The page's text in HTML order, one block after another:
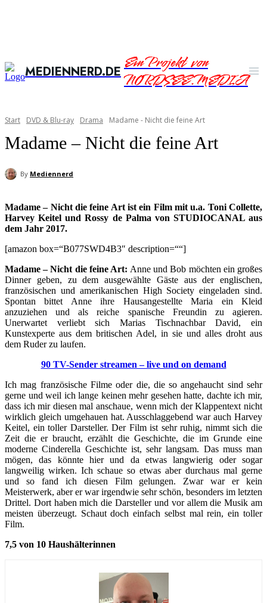
MEDIENNERD.DEEin Projekt von
NORDSEE.MEDIA
Start DVD & Blu-ray Drama Madame - Nicht die feine Art
Madame – Nicht die feine Art
By Mediennerd
Madame – Nicht die feine Art ist ein Film mit u.a. Toni Collette,
Harvey Keitel und Rossy de Palma von STUDIOCANAL aus
dem Jahr 2017.
[amazon box=“B077SWD4B3″ description=““]
Madame – Nicht die feine Art: Anne und Bob möchten ein großes
Dinner geben, zu dem ausgewählte Gäste aus der englischen,
französischen und amerikanischen High Society eingeladen sind.
Spontan bittet Anne ihre Hausangestellte Maria ein Kleid
anzuziehen und als reiche spanische Freundin zu agieren.
Unerwartet verliebt sich Marias Tischnachbar David, ein
Kunstexperte aus dem britischen Adel, in sie und alles droht aus
dem Ruder zu laufen.
90 TV-Sender streamen – live und on demand
Ich mag französische Filme oder die, die so angehaucht sind sehr
gerne und weil ich lange keinen mehr gesehen hatte, dachte ich mir,
dass ich mir diesen mal anschaue, wenn mich der Klappentext nicht
wirklich gleich umgehauen hat. Ausschlaggebend war auch Harvey
Keitel, ein toller Darsteller. Der Film ist sehr ruhig, nimmt sich die
Zeit die er braucht, erzählt die Geschichte, die im Grunde eine
moderne Cinderella Geschichte ist, sehr langsam. Das muss man
mögen, das könnte hier und da etwas langwierig oder sogar
langweilig wirken. Ich schaue so etwas aber durchaus mal gerne
und so fand ich diesen Film gelungen. Zwar war er kein
Meisterwerk, aber er war irgendwie sehr schön, besonders im letzten
Drittel. Dort haben mich die Darsteller und vor allem die Musik am
meisten überzeugt. Schaut doch einfach selbst mal rein, ein toller
Film.
7,5 von 10 Haushälterinnen